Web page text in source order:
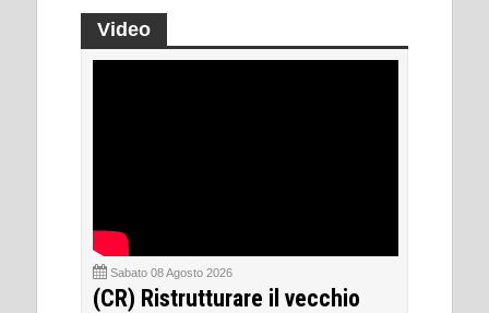
Video
Sabato 08 Agosto 2026
(CR) Ristrutturare il vecchio